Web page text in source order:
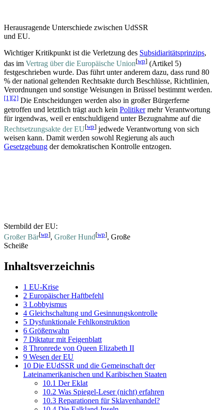
Herausragende Unterschiede zwischen UdSSR
und EU.
Wichtiger Kritikpunkt ist die Verletzung des Subsidiaritätsprinzips,
das im Vertrag über die Europäische Union[wp] (Artikel 5)
festgeschrieben wurde. Das führt unter anderem dazu, dass rund 80
% der national geltenden Rechtsakte durch Beschlüsse, Richtlinien,
Verordnungen und sonstige Weisungen in Brüssel bestimmt werden.
[1][2] Die Entscheidungen werden also in großer Bürgerferne
getroffen und letztlich trägt auch kein Politikermehr Verantwortung
für irgendwas, weil er entschuldigend unter Bezugnahme auf die
Recht­setzungs­akte der EU[wp] jedwede Verantwortung von sich
weisen kann. Damit werden sowohl Regierung als auch
Gesetzgebung der demokratischen Kontrolle entzogen.
Sternbild der EU:
Großer Bär[wp], Großer Hund[wp], Große
Scheiße
Inhaltsverzeichnis
1 EU-Krise
2 Europäischer Haftbefehl
3 Lobbyismus
4 Gleichschaltung und Gesinnungskontrolle
5 Dysfunktionale Fehlkonstruktion
6 Größenwahn
7 Diktatur mit Feigenblatt
8 Thronrede von Queen Elizabeth II
9 Wesen der EU
10 Die EUdSSR und die Gemeinschaft der
Lateinamerikanischen und Karibischen Staaten
10.1 Der Eklat
10.2 Was Spiegel-Leser (nicht) erfahren
10.3 Reparationen für Sklavenhandel?